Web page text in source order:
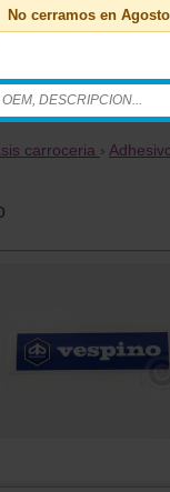
No cerramos en Agosto
carroceria ›